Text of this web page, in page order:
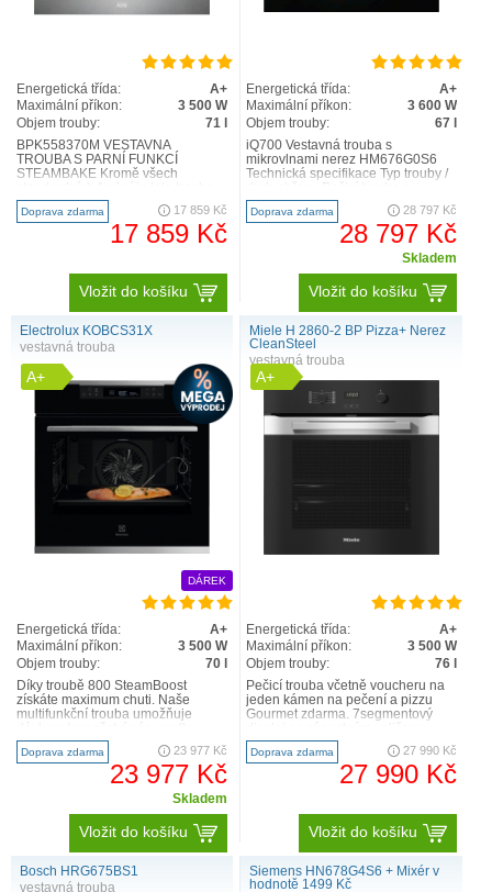
Energetická třída:
A+
Maximální příkon:
3 500 W
Objem trouby:
71 l
BPK558370M VESTAVNÁ
TROUBA S PARNÍ FUNKCÍ
STEAMBAKE Kromě všech
vybavena tlačítkem SteamBake,
kterým přidáte ..
Doprava zdarma 17 859 Kč
17 859 Kč
Vložit do košíku
Energetická třída:
A+
Maximální příkon:
3 600 W
Objem trouby:
67 l
iQ700 Vestavná trouba s
mikrovlnami nerez HM676G0S6
Technická specifikace Typ trouby /
mikrovlnami s 13 druhy ohř..
Doprava zdarma 28 797 Kč
28 797 Kč
Skladem
Vložit do košíku
Electrolux KOBCS31X
vestavná trouba
A+
DÁREK
Energetická třída:
A+
Maximální příkon:
3 500 W
Objem trouby:
70 l
Díky troubě 800 SteamBoost
získáte maximum chuti. Naše
multifunkční trouba umožňuje
potřeby. Dvě funkce kombinují
teplo s..
Doprava zdarma 23 977 Kč
23 977 Kč
Skladem
Vložit do košíku
Miele H 2860-2 BP Pizza+ Nerez
CleanSteel
vestavná trouba
A+
Energetická třída:
A+
Maximální příkon:
3 500 W
Objem trouby:
76 l
Pečicí trouba včetně voucheru na
jeden kámen na pečení a pizzu
Gourmet zdarma. 7segmentový
EasyControl Minimální ..
Doprava zdarma 27 990 Kč
27 990 Kč
Vložit do košíku
Bosch HRG675BS1
vestavná trouba
Siemens HN678G4S6 + Mixér v
hodnotě 1499 Kč